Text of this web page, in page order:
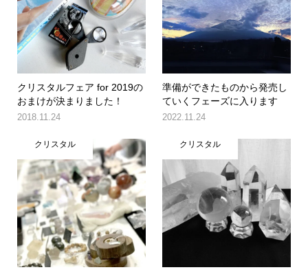
クリスタルフェア for 2019の
おまけが決まりました！
2018.11.24
準備ができたものから発売し
ていくフェーズに入ります
2022.11.24
クリスタル クリスタル